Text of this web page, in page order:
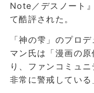
Note／デスノート
て酷評された。
「神の雫」のプロ
マン氏は「漫画の
り、ファンコミュニ
非常に警戒している